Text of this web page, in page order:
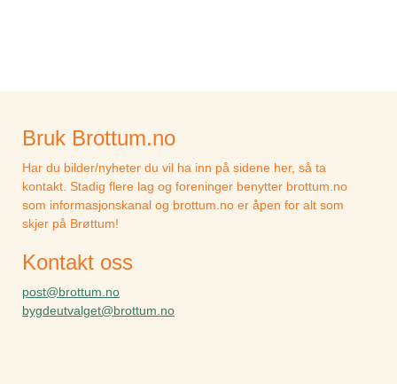
Bruk Brottum.no
Har du bilder/nyheter du vil ha inn på sidene her, så ta
kontakt. Stadig flere lag og foreninger benytter brottum.no
som informasjonskanal og brottum.no er åpen for alt som
skjer på Brøttum!
Kontakt oss
post@brottum.no
bygdeutvalget@brottum.no